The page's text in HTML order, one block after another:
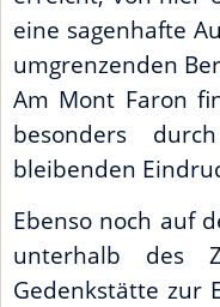
eine sagenhafte
umgrenzenden
Am Mont Faron
besonders
bleibenden
Ebenso noch auf
unterhalb des
Gedenkstätte zur